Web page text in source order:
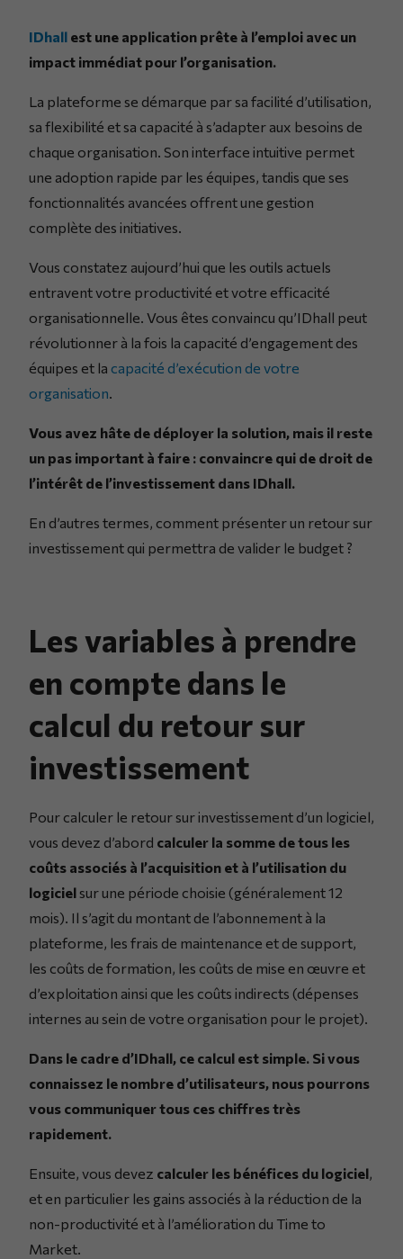
IDhall est une application prête à l’emploi avec un
impact immédiat pour l’organisation.
La plateforme se démarque par sa facilité d’utilisation,
sa flexibilité et sa capacité à s’adapter aux besoins de
chaque organisation. Son interface intuitive permet
une adoption rapide par les équipes, tandis que ses
fonctionnalités avancées offrent une gestion
complète des initiatives.
Vous constatez aujourd’hui que les outils actuels
entravent votre productivité et votre efficacité
organisationnelle. Vous êtes convaincu qu’IDhall peut
révolutionner à la fois la capacité d’engagement des
équipes et la capacité d’exécution de votre
organisation.
Vous avez hâte de déployer la solution, mais il reste
un pas important à faire : convaincre qui de droit de
l’intérêt de l’investissement dans IDhall.
En d’autres termes, comment présenter un retour sur
investissement qui permettra de valider le budget ?
Les variables à prendre
en compte dans le
calcul du retour sur
investissement
Pour calculer le retour sur investissement d’un logiciel,
vous devez d’abord calculer la somme de tous les
coûts associés à l’acquisition et à l’utilisation du
logiciel sur une période choisie (généralement 12
mois). Il s’agit du montant de l’abonnement à la
plateforme, les frais de maintenance et de support,
les coûts de formation, les coûts de mise en œuvre et
d’exploitation ainsi que les coûts indirects (dépenses
internes au sein de votre organisation pour le projet).
Dans le cadre d’IDhall, ce calcul est simple. Si vous
connaissez le nombre d’utilisateurs, nous pourrons
vous communiquer tous ces chiffres très
rapidement.
Ensuite, vous devez calculer les bénéfices du logiciel,
et en particulier les gains associés à la réduction de la
non-productivité et à l’amélioration du Time to
Market.